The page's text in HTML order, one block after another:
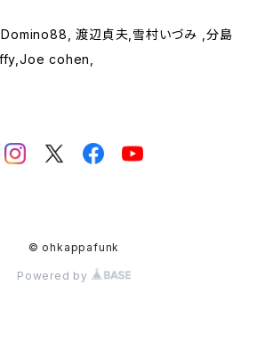
Domino88, 渡辺貞夫,雪村いづみ ,分島
cohen,
© ohkappafunk
Powered by